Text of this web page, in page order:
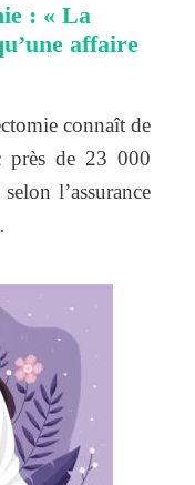
: « La
affaire
connaît de
près de 23 000
l’assurance